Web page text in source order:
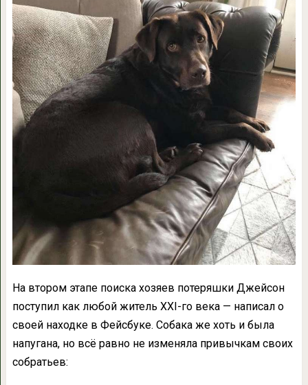
На втором этапе поиска хозяев потеряшки Джейсон
поступил как любой житель XXI-го века — написал о
своей находке в Фейсбуке. Собака же хоть и была
напугана, но всё равно не изменяла привычкам своих
собратьев: